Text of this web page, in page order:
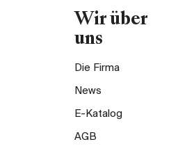
Wir über
uns
Die Firma
News
E-Katalog
AGB